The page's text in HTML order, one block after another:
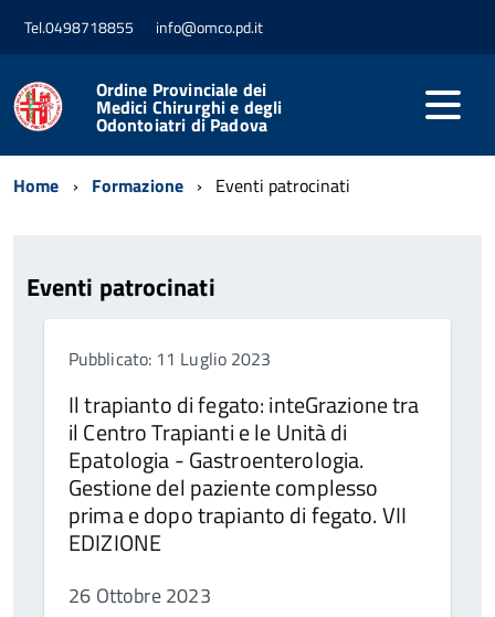
Tel.0498718855 info@omco.pd.it
Ordine Provinciale dei
Medici Chirurghi e degli
Odontoiatri di Padova
Home Formazione Eventi patrocinati
Eventi patrocinati
Pubblicato: 11 Luglio 2023
Il trapianto di fegato: inteGrazione tra
il Centro Trapianti e le Unità di
Epatologia - Gastroenterologia.
Gestione del paziente complesso
prima e dopo trapianto di fegato. VII
EDIZIONE
26 Ottobre 2023